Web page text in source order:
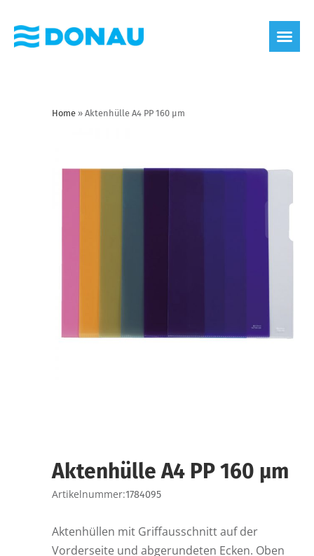
Home » Aktenhülle A4 PP 160 µm
Aktenhülle A4 PP 160 µm
Artikelnummer:1784095
Aktenhüllen mit Griffausschnitt auf der
Vorderseite und abgerundeten Ecken. Oben